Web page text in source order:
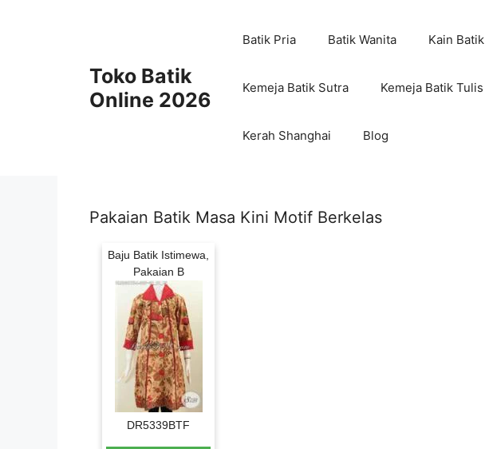
Toko Batik
Online 2026
Batik Pria Batik Wanita Kain Batik
Kemeja Batik Sutra Kemeja Batik Tulis
Kerah Shanghai Blog
Pakaian Batik Masa Kini Motif Berkelas
Baju Batik Istimewa,
Pakaian B
DR5339BTF